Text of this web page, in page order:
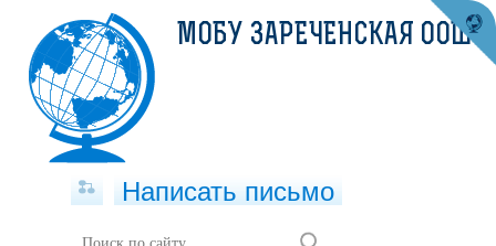
МОБУ ЗАРЕЧЕНСКАЯ ООШ
Написать письмо